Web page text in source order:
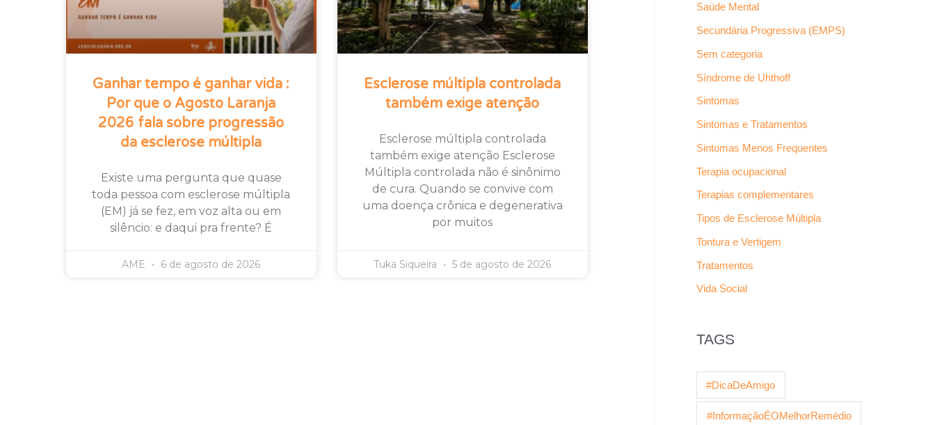
Ganhar tempo é ganhar vida :
Por que o Agosto Laranja
2026 fala sobre progressão
da esclerose múltipla
Existe uma pergunta que quase
toda pessoa com esclerose múltipla
(EM) já se fez, em voz alta ou em
silêncio: e daqui pra frente? É
AME 6 de agosto de 2026
Esclerose múltipla controlada
também exige atenção
Esclerose múltipla controlada
também exige atenção Esclerose
Múltipla controlada não é sinônimo
de cura. Quando se convive com
uma doença crônica e degenerativa
por muitos
Tuka Siqueira 5 de agosto de 2026
Saúde Mental
Secundária Progressiva (EMPS)
Sem categoria
Síndrome de Uhthoff
Sintomas
Sintomas e Tratamentos
Sintomas Menos Frequentes
Terapia ocupacional
Terapias complementares
Tipos de Esclerose Múltipla
Tontura e Vertigem
Tratamentos
Vida Social
TAGS
#DicaDeAmigo
#InformaçãoÉOMelhorRemédio